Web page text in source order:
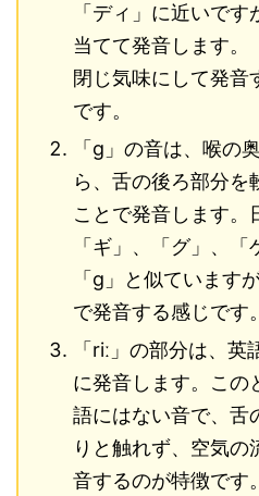
「ディ」に近いで
当てて発音します。
閉じ気味にして発音
です。
「ɡ」の音は、喉の
ら、舌の後ろ部分を
ことで発音します。
「ギ」、「グ」、
「g」と似ています
で発音する感じです。
「riː」の部分は、
に発音します。この
語にはない音で、舌
りと触れず、空気の
音するのが特徴です